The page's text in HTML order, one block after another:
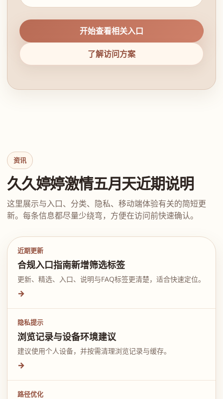
开始查看相关入口
了解访问方案
资讯
久久婷婷激情五月天近期说明
这里展示与入口、分类、隐私、移动端体验有关的简短更
新。每条信息都尽量少绕弯，方便在访问前快速确认。
近期更新
合规入口指南新增筛选标签
更新、精选、入口、说明与FAQ标签更清楚，适合快速定位。
→
隐私提示
浏览记录与设备环境建议
建议使用个人设备，并按需清理浏览记录与缓存。
→
路径优化